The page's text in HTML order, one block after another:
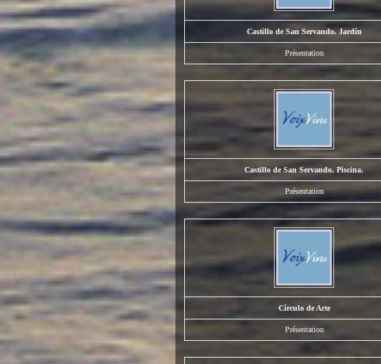
Castillo de San Servando. Jardín
Présentation
Castillo de San Servando. Piscina.
Présentation
Círculo de Arte
Présentation